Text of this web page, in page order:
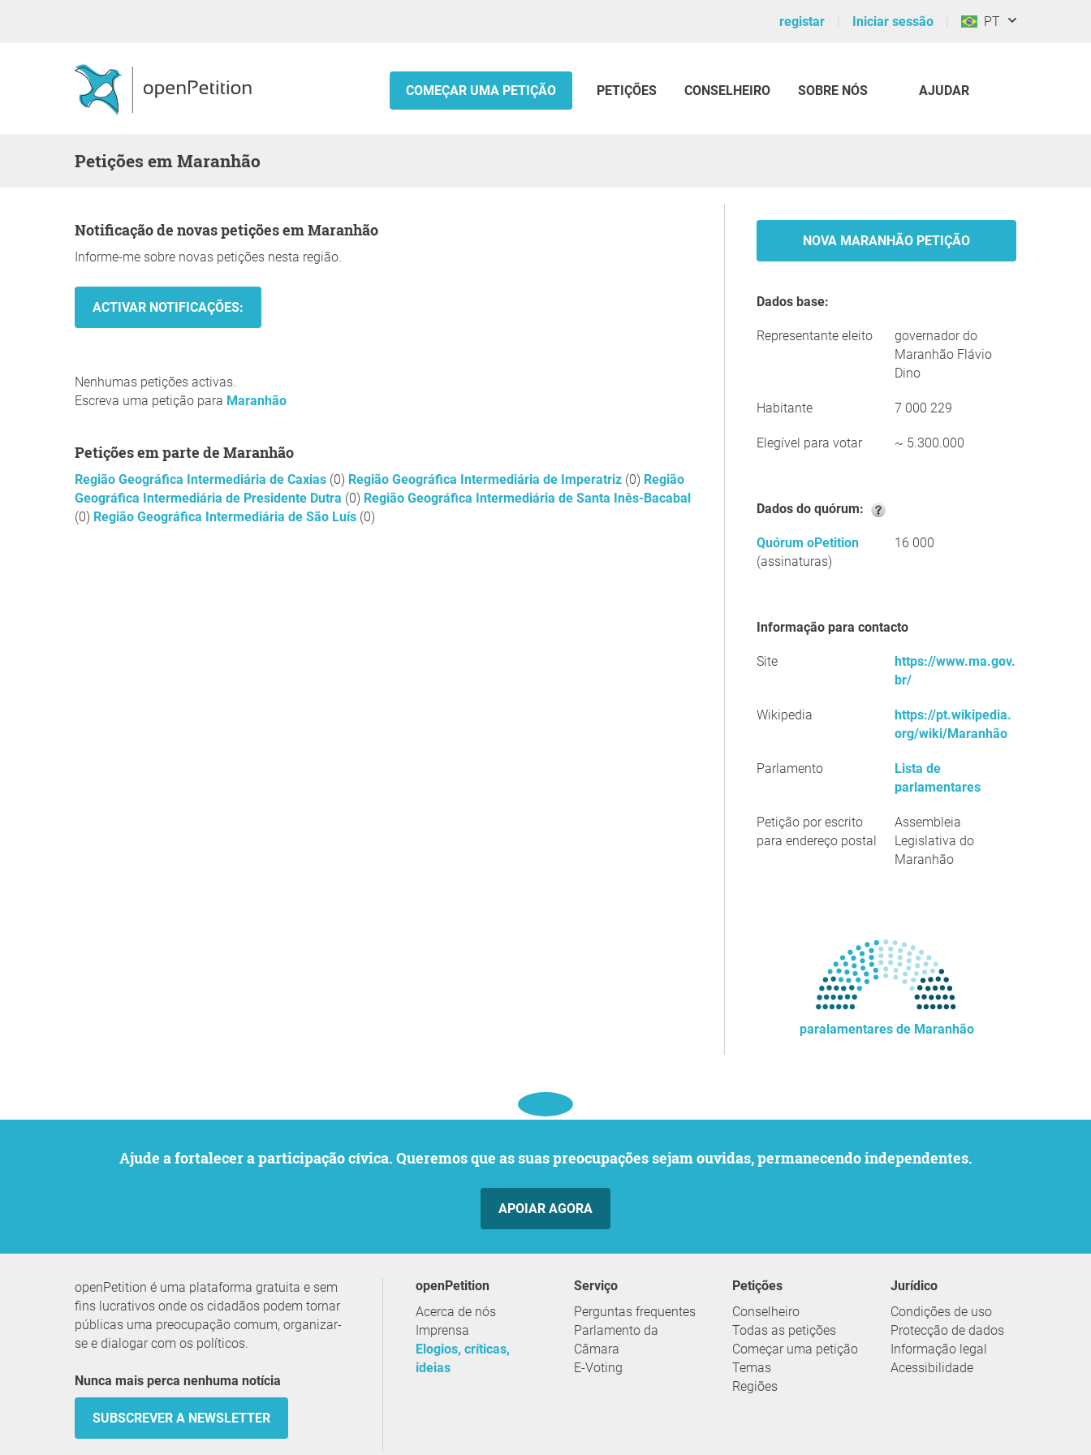
registar Iniciar sessão PT
COMEÇAR UMA PETIÇÃO PETIÇÕES CONSELHEIRO SOBRE NÓS AJUDAR
Petições em Maranhão
Notificação de novas petições em Maranhão
Informe-me sobre novas petições nesta região.
Nenhumas petições activas.
Escreva uma petição para Maranhão
Petições em parte de Maranhão
Região Geográfica Intermediária de Caxias (0) Região Geográfica Intermediária de Imperatriz (0) Região
Geográfica Intermediária de Presidente Dutra (0) Região Geográfica Intermediária de Santa Inês-Bacabal
(0) Região Geográfica Intermediária de São Luís (0)
NOVA MARANHÃO PETIÇÃO
Dados base:
Representante eleito
governador do
Maranhão Flávio
Dino
Habitante 7 000 229
Elegível para votar ~ 5.300.000
Dados do quórum:
Quórum oPetition
(assinaturas)
16 000
Informação para contacto
Site
https://www.ma.gov.
br/
Wikipedia
https://pt.wikipedia.
org/wiki/Maranhão
Parlamento
Lista de
parlamentares
Petição por escrito
para endereço postal
Assembleia
Legislativa do
Maranhão
paralamentares de Maranhão
Ajude a fortalecer a participação cívica. Queremos que as suas preocupações sejam ouvidas, permanecendo independentes.
APOIAR AGORA
openPetition é uma plataforma gratuita e sem
fins lucrativos onde os cidadãos podem tornar
públicas uma preocupação comum, organizar-
se e dialogar com os políticos.
Nunca mais perca nenhuma notícia
SUBSCREVER A NEWSLETTER
openPetition
Acerca de nós
Imprensa
Elogios, críticas,
ideias
serviço
Perguntas frequentes
Parlamento da
Câmara
E-Voting
Petições
Conselheiro
Todas as petições
Começar uma petição
Temas
Regiões
Jurídico
Condições de uso
Protecção de dados
Informação legal
Acessibilidade